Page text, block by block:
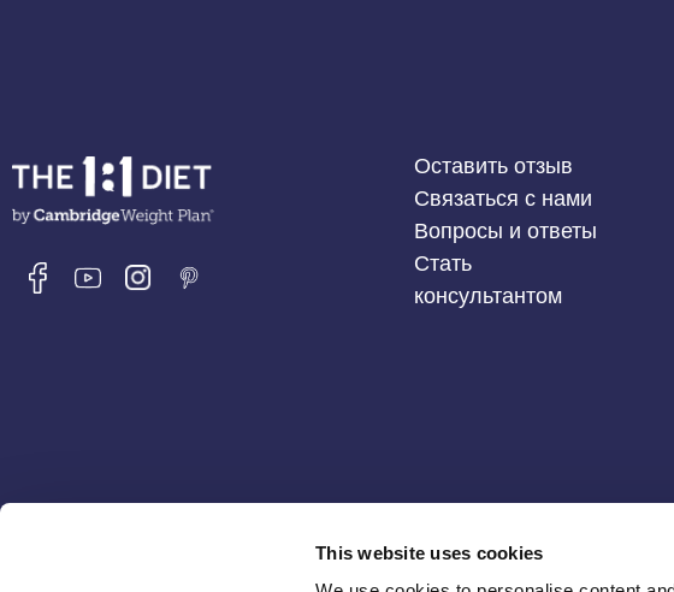
This website uses cookies
Оставить отзыв
Связаться с нами
Вопросы и ответы
Стать
консультантом
Мы находимся по адресу: